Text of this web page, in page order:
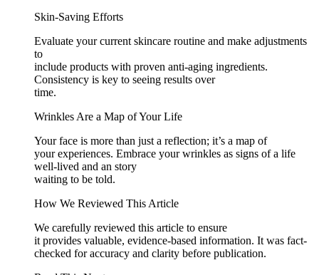
Skin-Saving Efforts
Evaluate your current skincare routine and make adjustments
to
include products with proven anti-aging ingredients.
Consistency is key to seeing results over
time.
Wrinkles Are a Map of Your Life
Your face is more than just a reflection; it’s a map of
your experiences. Embrace your wrinkles as signs of a life
well-lived and an story
waiting to be told.
How We Reviewed This Article
We carefully reviewed this article to ensure
it provides valuable, evidence-based information. It was fact-
checked for accuracy and clarity before publication.